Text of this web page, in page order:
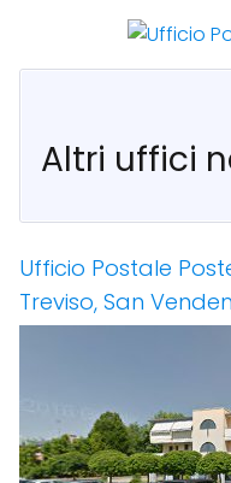
Altri uffici
Ufficio Postale
Treviso, San